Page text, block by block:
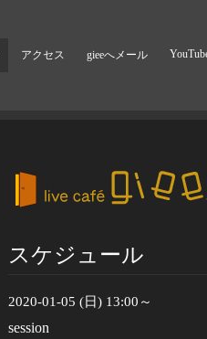
アクセス gieeへメール
スケジュール
2020-01-05 (日) 13:00～
session